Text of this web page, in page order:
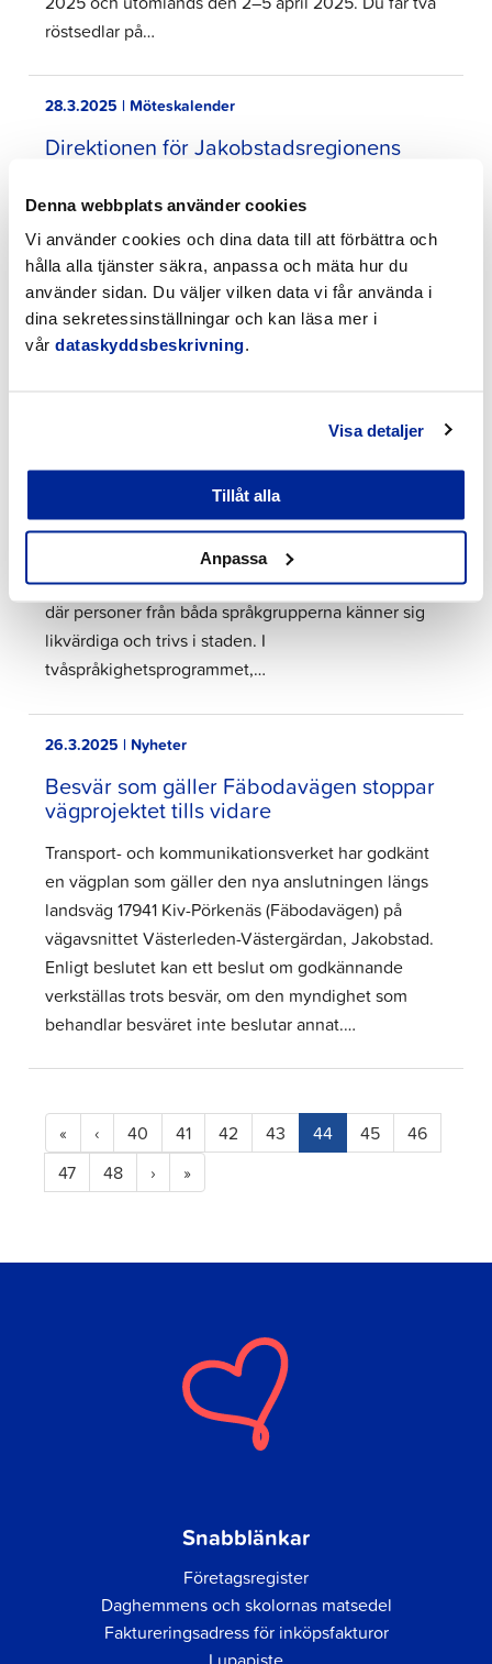
Denna webbplats använder cookies
Vi använder cookies och dina data till att förbättra och
hålla alla tjänster säkra, anpassa och mäta hur du
använder sidan. Du väljer vilken data vi får använda i
dina sekretessinställningar och kan läsa mer i
vår dataskyddsbeskrivning.
Visa detaljer
Tillåt alla
Anpassa
röstsedlar på…
28.3.2025 | Möteskalender
Direktionen för Jakobstadsregionens
11.8.2026 17:00 | Möteskalender
Ekonomi- utvecklings- och
koncernsektionen
Staden Jakobstad har utarbetat ett
tvåspråkighetsprogram, där avsikten är att främja
jämlikheten mellan finska och svenska inom stadens
förvaltning och service samt att stärka en atmosfär
där personer från båda språkgrupperna känner sig
likvärdiga och trivs i staden. I
tvåspråkighetsprogrammet,…
26.3.2025 | Nyheter
Besvär som gäller Fäbodavägen stoppar
vägprojektet tills vidare
Transport- och kommunikationsverket har godkänt
en vägplan som gäller den nya anslutningen längs
landsväg 17941 Kiv-Pörkenäs (Fäbodavägen) på
vägavsnittet Västerleden-Västergärdan, Jakobstad.
Enligt beslutet kan ett beslut om godkännande
verkställas trots besvär, om den myndighet som
behandlar besväret inte beslutar annat.…
« ‹ 40 41 42 43 44(current)
45
46
47
48 › »
Snabblänkar
Företagsregister
Daghemmens och skolornas matsedel
Faktureringsadress för inköpsfakturor